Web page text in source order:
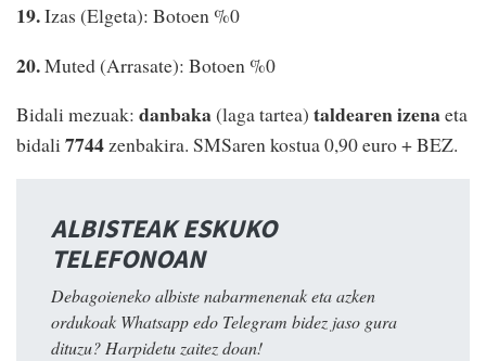
19.Izas (Elgeta): Botoen %0
20.Muted (Arrasate): Botoen %0
Bidali mezuak: danbaka(laga tartea) taldearen izenaeta
bidali7744zenbakira. SMSaren kostua 0,90 euro + BEZ.
ALBISTEAK ESKUKO
TELEFONOAN
Debagoieneko albiste nabarmenenak eta azken
ordukoak Whatsapp edo Telegram bidez jaso gura
dituzu? Harpidetu zaitez doan!